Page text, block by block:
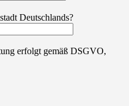
Deutschlands?
erfolgt gemäß DSGVO,